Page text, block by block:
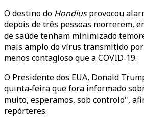
O destino do Hondiusprovocou
depois de três pessoas morrerem,
de saúde tenham minimizado
mais amplo do vírus transmitido
menos contagioso que a COVID‑19.
O Presidente dos EUA, Donald
quinta‑feira que fora informado
muito, esperamos, sob controlo",
repórteres.